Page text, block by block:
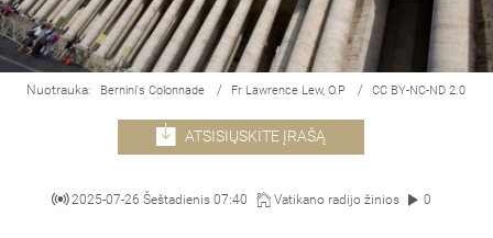
Nuotrauka: Bernini's Colonnade / Fr Lawrence Lew, O.P / CC BY-NC-ND 2.0
ATSISIŲSKITE ĮRAŠĄ
2025-07-26 Šeštadienis 07:40 Vatikano radijo žinios 0